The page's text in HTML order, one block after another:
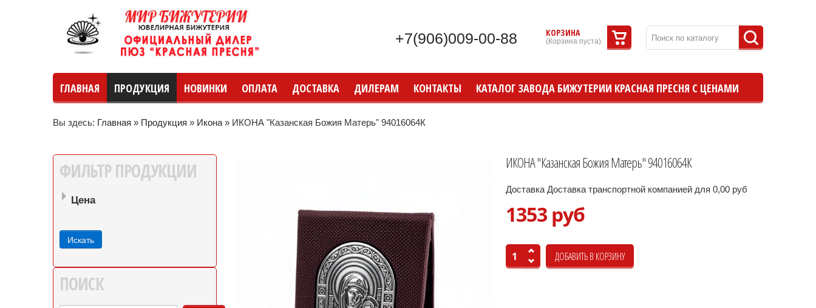
КОРЗИНА
(Корзина пуста)
+7(906)009-00-88
ГЛАВНАЯ ПРОДУКЦИЯ НОВИНКИ ОПЛАТА ДОСТАВКА ДИЛЕРАМ КОНТАКТЫ КАТАЛОГ ЗАВОДА БИЖУТЕРИИ КРАСНАЯ ПРЕСНЯ С ЦЕНАМИ
Вы здесь: Главная » Продукция » Икона » ИКОНА "Казанская Божия Матерь" 94016064К
ФИЛЬТР ПРОДУКЦИИ
Цена
ПОИСК
ИКОНА "Казанская Божия Матерь" 94016064К
Доставка Доставка транспортной компанией для 0,00 руб
1353 руб